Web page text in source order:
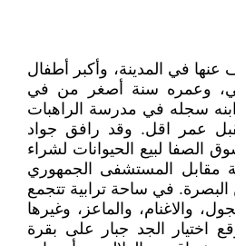
في المدينة، وأكبر أطفال
وعمره سنة أصغر من في
سجله في مدرسة الراهبات
عمر اقل. وقد رافق جواد
الصفا لبيع الحيوانات لشراء
مقابل المستشفى الجمهوري
في ساحة ترابية تتجمع
والاغنام، والماعز، وغيرها
اختيار الجد جبار على بقرة